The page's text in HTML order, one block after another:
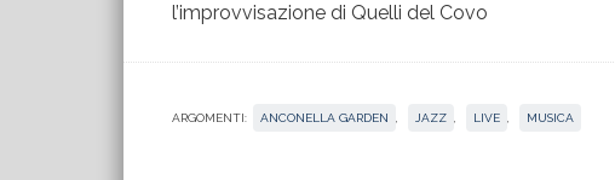
l’improvvisazione di Quelli del Covo
ARGOMENTI: ANCONELLA GARDEN JAZZ LIVE MUSICA